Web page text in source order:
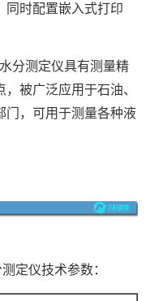
同时配置嵌入式打印
分测定仪具有测量精
被广泛应用于石油、
门，可用于测量各种液
定仪技术参数：